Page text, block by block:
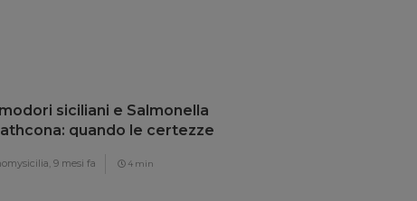
siciliani e Salmonella
quando le certezze
9 mesi fa 4 min